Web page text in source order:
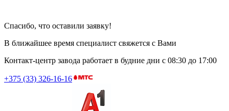
Спасибо, что оставили заявку!
В ближайшее время специалист свяжется с Вами
Контакт-центр завода работает в будние дни с 08:30 до 17:00
+375 (33) 326-16-16